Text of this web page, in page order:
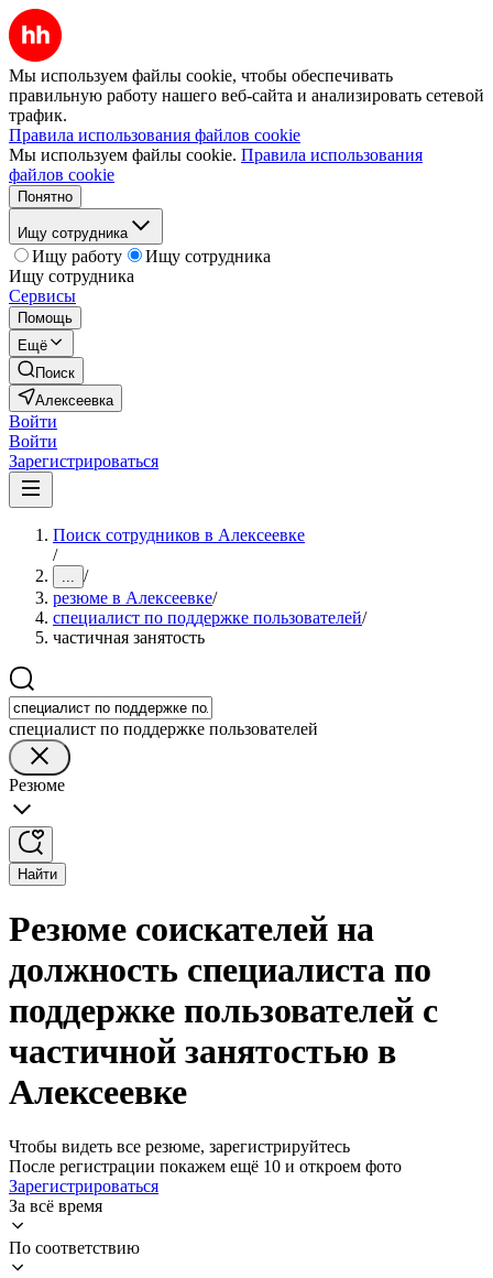
Мы используем файлы cookie, чтобы обеспечивать
правильную работу нашего веб-сайта и анализировать сетевой
трафик.
Правила использования файлов cookie
Мы используем файлы cookie. Правила использования
файлов cookie
Понятно
Ищу сотрудника
Ищу работу
Ищу сотрудника
Ищу сотрудника
Сервисы
Помощь
Ещё
Поиск
Алексеевка
Войти
Войти
Зарегистрироваться
Поиск сотрудников в Алексеевке
/
... /
резюме в Алексеевке/
специалист по поддержке пользователей/
частичная занятость
специалист по поддержке пользователей
Резюме
Найти
Резюме соискателей на
должность специалиста по
поддержке пользователей с
частичной занятостью в
Алексеевке
Чтобы видеть все резюме, зарегистрируйтесь
После регистрации покажем ещё 10 и откроем фото
Зарегистрироваться
За всё время
По соответствию